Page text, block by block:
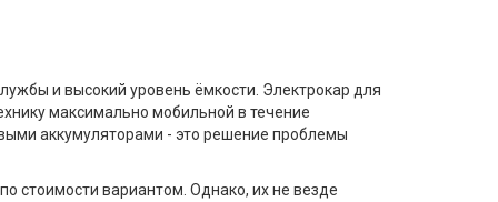
и высокий уровень ёмкости. Электрокар для
максимально мобильной в течение
аккумуляторами - это решение проблемы
стоимости вариантом. Однако, их не везде